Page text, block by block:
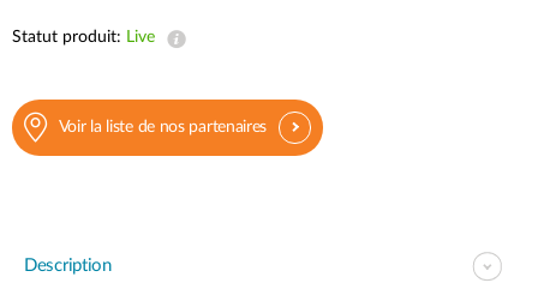
Statut produit: Live
Voir la liste de nos partenaires
Description